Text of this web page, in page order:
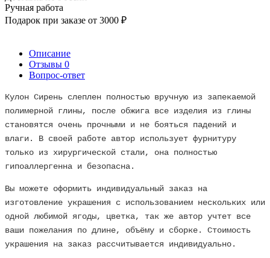
Ручная работа
Подарок при заказе от 3000 ₽
Описание
Отзывы 0
Вопрос-ответ
Кулон Сирень слеплен полностью вручную из запекаемой
полимерной глины, после обжига все изделия из глины
становятся очень прочными и не бояться падений и
влаги. В своей работе автор использует фурнитуру
только из хирургической стали, она полностью
гипоаллергенна и безопасна.
Вы можете оформить индивидуальный заказ на
изготовление украшения с использованием нескольких или
одной любимой ягоды, цветка, так же автор учтет все
ваши пожелания по длине, объёму и сборке. Стоимость
украшения на заказ рассчитывается индивидуально.